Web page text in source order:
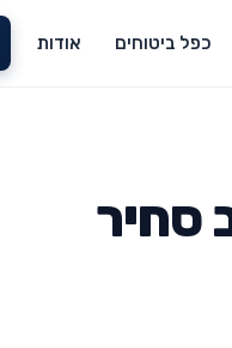
כפל ביטוחים אודות
סחיר